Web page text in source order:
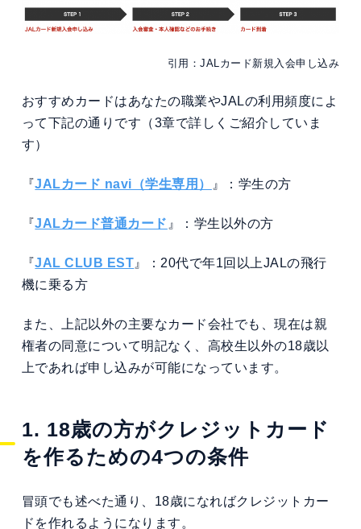
引用：JALカード新規入会申し込み
おすすめカードはあなたの職業やJALの利用頻度によ
って下記の通りです（3章で詳しくご紹介していま
す）
『JALカード navi（学生専用） 』：学生の方
『JALカード普通カード 』：学生以外の方
『JAL CLUB EST 』：20代で年1回以上JALの飛行
機に乗る方
また、上記以外の主要なカード会社でも、現在は親
権者の同意について明記なく、高校生以外の18歳以
上であれば申し込みが可能になっています。
1. 18歳の方がクレジットカード
を作るための4つの条件
冒頭でも述べた通り、18歳になればクレジットカー
ドを作れるようになります。